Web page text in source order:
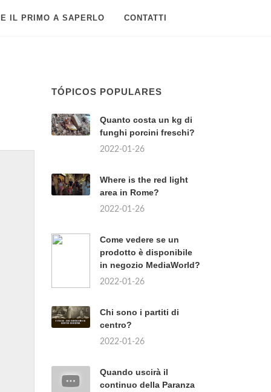
IL PRIMO A SAPERLO CONTATTI
TÓPICOS POPULARES
Quanto costa un kg di
funghi porcini freschi?
2022-01-26
Where is the red light
area in Rome?
2022-01-26
Come vedere se un
prodotto è disponibile
in negozio MediaWorld?
2022-01-26
Chi sono i partiti di
centro?
2022-01-26
Quando uscirà il
continuo della Paranza